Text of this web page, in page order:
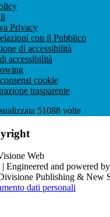
Privacy
con il Pubblico
di accessibilità
accessibilità
cookie
trasparente
51088 volte
Engineered and powered
Publishing & New
dati personali